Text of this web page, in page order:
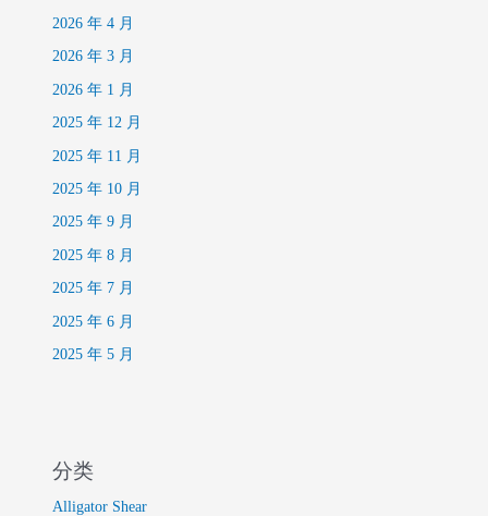
2026 年 4 月
2026 年 3 月
2026 年 1 月
2025 年 12 月
2025 年 11 月
2025 年 10 月
2025 年 9 月
2025 年 8 月
2025 年 7 月
2025 年 6 月
2025 年 5 月
分类
Alligator Shear